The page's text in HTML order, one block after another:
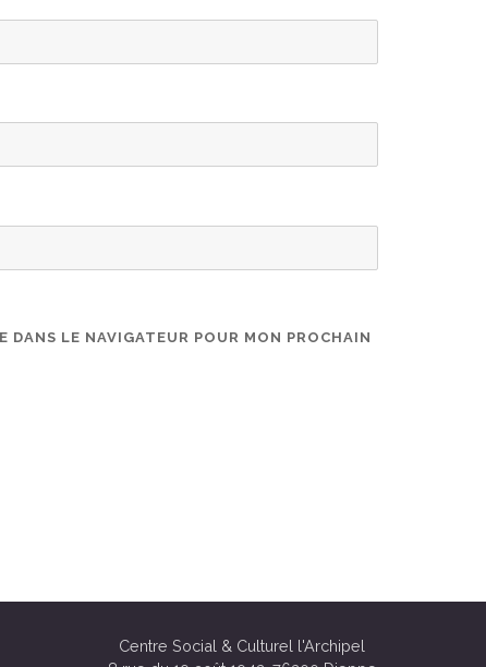
LE NAVIGATEUR POUR MON PROCHAIN
Centre Social & Culturel l'Archipel